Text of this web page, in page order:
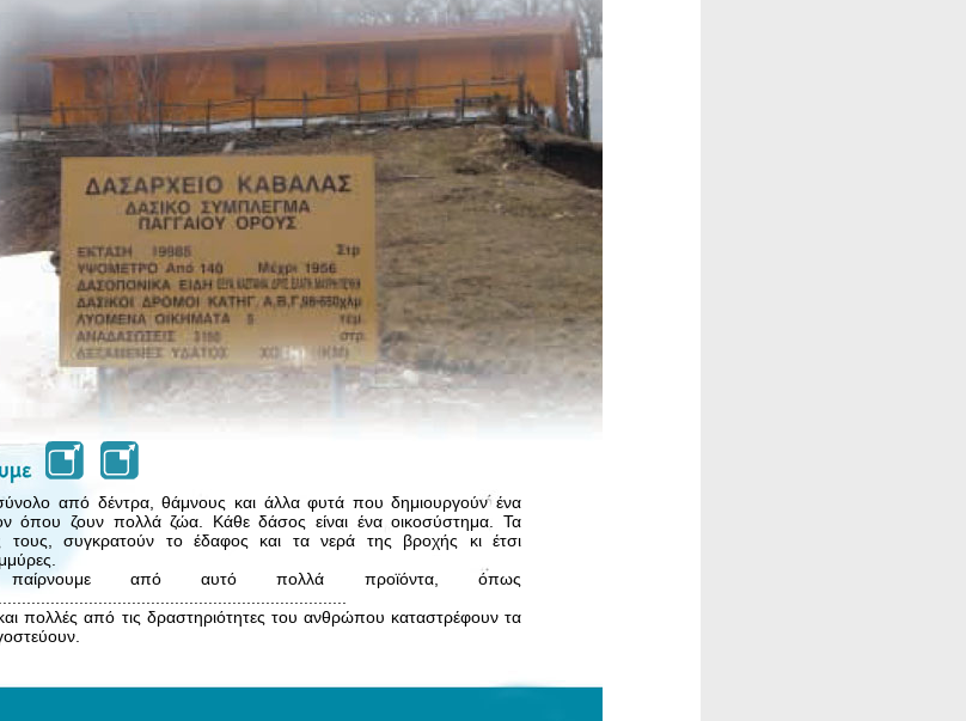
από δέντρα, θάμνους και άλλα φυτά που δημιουργούν ένα
όπου ζουν πολλά ζώα. Κάθε δάσος είναι ένα οικοσύστημα. Τα
τους, συγκρατούν το έδαφος και τα νερά της βροχής κι έτσι
από αυτό πολλά προϊόντα, όπως
πολλές από τις δραστηριότητες του ανθρώπου καταστρέφουν τα